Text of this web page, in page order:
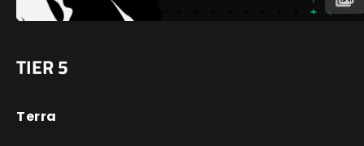
TIER 5
Terra